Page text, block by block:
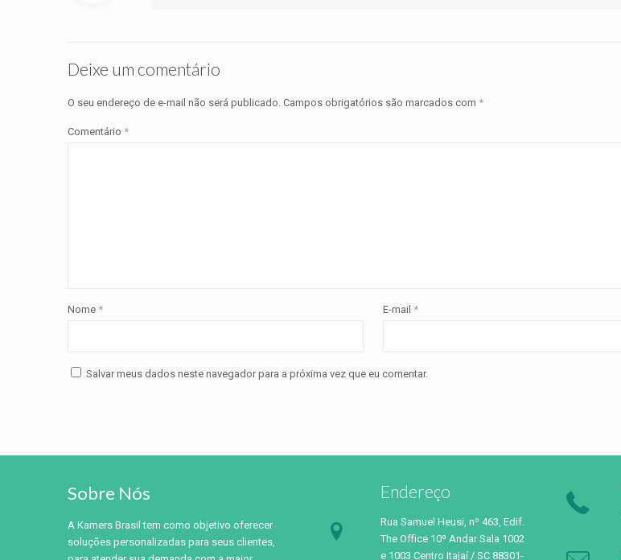
Deixe um comentário
O seu endereço de e-mail não será publicado. Campos obrigatórios são marcados com *
Comentário *
Nome * E-mail *
Salvar meus dados neste navegador para a próxima vez que eu comentar.
Sobre Nós
A Kamers Brasil tem como objetivo oferecer
soluções personalizadas para seus clientes,
Endereço
Rua Samuel Heusi, nº 463, Edif.
The Office 10º Andar Sala 1002
e 1003 Centro Itajaí / SC 88301-